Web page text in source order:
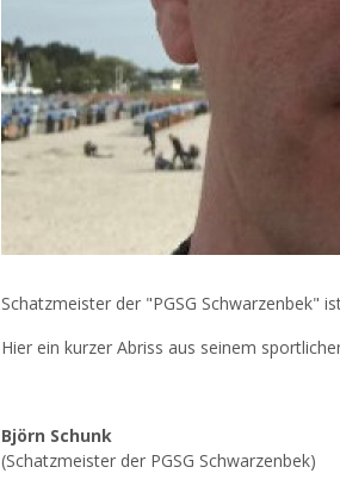
Schatzmeister der "PGSG Schwarzenbek"
Hier ein kurzer Abriss aus seinem
Björn Schunk
(Schatzmeister der PGSG Schwarzenbek)